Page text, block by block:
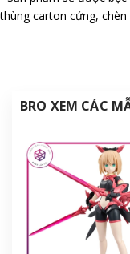
thùng carton cứng, chèn
BRO XEM CÁC